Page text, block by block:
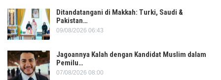
Ditandatangani di Makkah: Turki, Saudi &
Pakistan…
09/08/2026 06:43
Jagoannya Kalah dengan Kandidat Muslim dalam
Pemilu…
07/08/2026 08:00